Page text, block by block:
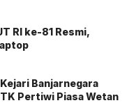
RI ke-81 Resmi,
Banjarnegara
Pertiwi Piasa Wetan